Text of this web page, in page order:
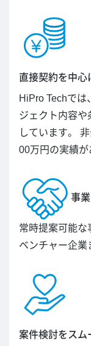
直接契約を中心
HiPro Techでは
ジェクト内容や
しています。
00万円の実績が
事
常時提案可能な
ベンチャー企業
案件検討をスム